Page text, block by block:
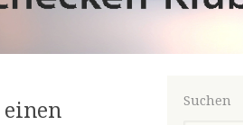
einen
Suchen